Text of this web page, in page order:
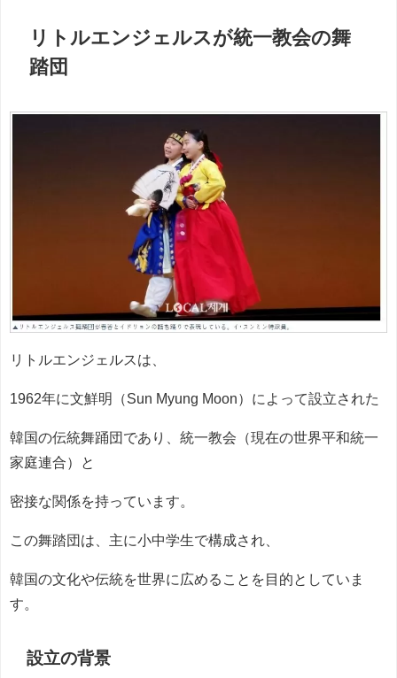
リトルエンジェルスが統一教会の舞
踏団
リトルエンジェルスは、
1962年に文鮮明（Sun Myung Moon）によって設立された
韓国の伝統舞踊団であり、統一教会（現在の世界平和統一
家庭連合）と
密接な関係を持っています。
この舞踏団は、主に小中学生で構成され、
韓国の文化や伝統を世界に広めることを目的としていま
す。
設立の背景